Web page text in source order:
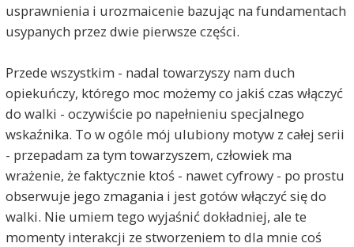
usprawnienia i urozmaicenie bazując na fundamentach
usypanych przez dwie pierwsze części.
Przede wszystkim - nadal towarzyszy nam duch
opiekuńczy, którego moc możemy co jakiś czas włączyć
do walki - oczywiście po napełnieniu specjalnego
wskaźnika. To w ogóle mój ulubiony motyw z całej serii
- przepadam za tym towarzyszem, człowiek ma
wrażenie, że faktycznie ktoś - nawet cyfrowy - po prostu
obserwuje jego zmagania i jest gotów włączyć się do
walki. Nie umiem tego wyjaśnić dokładniej, ale te
momenty interakcji ze stworzeniem to dla mnie coś